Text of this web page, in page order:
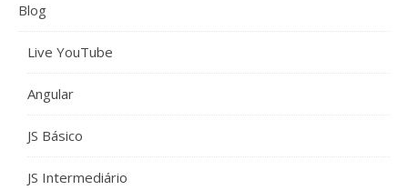
Blog
Live YouTube
Angular
JS Básico
JS Intermediário